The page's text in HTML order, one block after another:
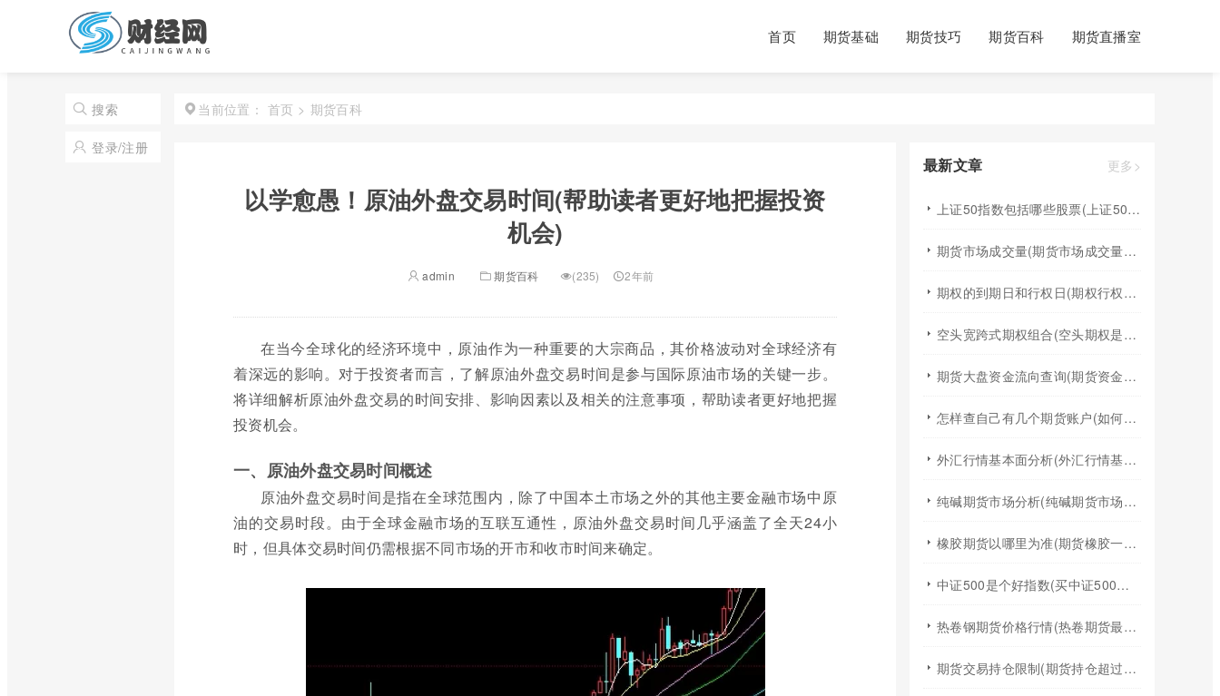
首页 期货基础 期货技巧 期货百科 期货直播室
搜索
登录/注册
当前位置： 首页 > 期货百科
以学愈愚！原油外盘交易时间(帮助读者更好地把握投资
机会)
admin 期货百科 (235) 2年前
在当今全球化的经济环境中，原油作为一种重要的大宗商品，其价格波动对全球经济有
着深远的影响。对于投资者而言，了解原油外盘交易时间是参与国际原油市场的关键一步。
将详细解析原油外盘交易的时间安排、影响因素以及相关的注意事项，帮助读者更好地把握
投资机会。
一、原油外盘交易时间概述
原油外盘交易时间是指在全球范围内，除了中国本土市场之外的其他主要金融市场中原
油的交易时段。由于全球金融市场的互联互通性，原油外盘交易时间几乎涵盖了全天24小
时，但具体交易时间仍需根据不同市场的开市和收市时间来确定。
最新文章 更多>
上证50指数包括哪些股票(上证50指数包含哪些股票)
期货市场成交量(期货市场成交量萎缩)
期权的到期日和行权日(期权行权日到期虚值期权都将清零)
空头宽跨式期权组合(空头期权是什么意思)
期货大盘资金流向查询(期货资金流向查询)
怎样查自己有几个期货账户(如何查询自己有几个证券期货账户)
外汇行情基本面分析(外汇行情基本面分析实验报告)
纯碱期货市场分析(纯碱期货市场分析图)
橡胶期货以哪里为准(期货橡胶一手手续费)
中证500是个好指数(买中证500指数基金)
热卷钢期货价格行情(热卷期货最新行情今天)
期货交易持仓限制(期货持仓超过持仓限额)